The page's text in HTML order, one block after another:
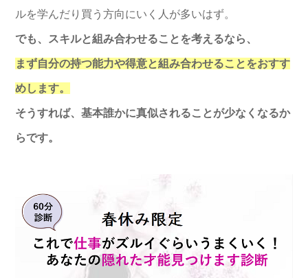
ルを学んだり買う方向にいく人が多いはず。
でも、スキルと組み合わせることを考えるなら、
まず自分の持つ能力や得意と組み合わせることをおすす
めします。
そうすれば、基本誰かに真似されることが少なくなるか
らです。